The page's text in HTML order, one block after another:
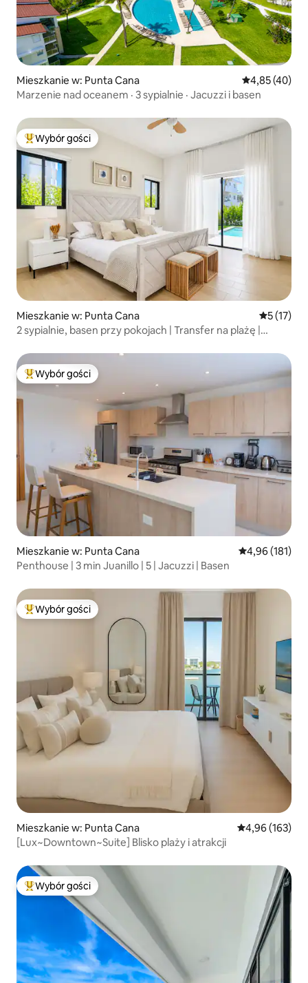
Mieszkanie w: Punta Cana Średnia
4,85 (40)
Marzenie nad oceanem · 3 sypialnie · Jacuzzi i basen
Najpopularniejsze z kategorii Wybór gości
Wybór gości
Mieszkanie w: Punta Cana Średnia
5 (17)
2 sypialnie, basen przy pokojach | Transfer na plażę |
Najpopularniejsze z kategorii Wybór gości
Wybór gości
Mieszkanie w: Punta Cana Średnia
4,96 (181)
Penthouse | 3 min Juanillo | 5 | Jacuzzi | Basen
Najpopularniejsze z kategorii Wybór gości
Wybór gości
Mieszkanie w: Punta Cana Średnia
4,96 (163)
[Lux~Downtown~Suite] Blisko plaży i atrakcji
Najpopularniejsze z kategorii Wybór gości
Wybór gości